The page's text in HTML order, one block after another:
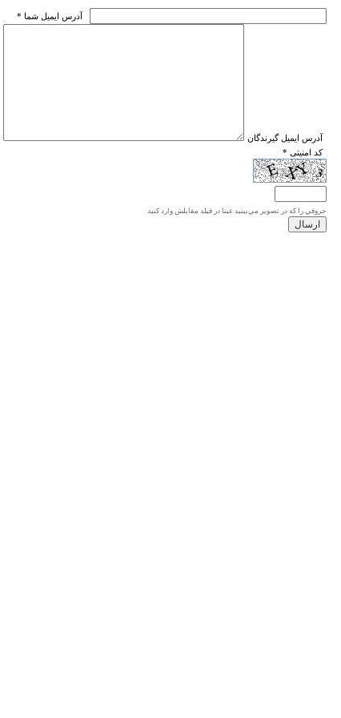
* آدرس ايميل شما
* آدرس ايميل گيرندگان
* کد امنیتی
حروفي را كه در تصوير مي‌بينيد عينا در فيلد مقابلش وارد كنيد